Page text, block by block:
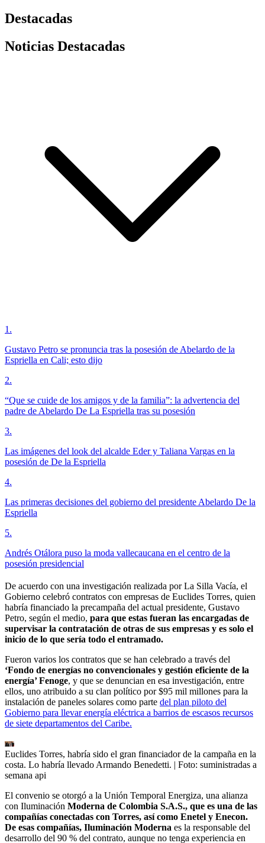
Destacadas
Noticias Destacadas
1 .
Gustavo Petro se pronuncia tras la posesión de Abelardo de la
Espriella en Cali; esto dijo
2.
“Que se cuide de los amigos y de la familia”: la advertencia del
padre de Abelardo De La Espriella tras su posesión
3.
Las imágenes del look del alcalde Eder y Taliana Vargas en la
posesión de De la Espriella
4.
Las primeras decisiones del gobierno del presidente Abelardo De la
Espriella
5.
Andrés Otálora puso la moda vallecaucana en el centro de la
posesión presidencial
De acuerdo con una investigación realizada por La Silla Vacía, el
Gobierno celebró contratos con empresas de Euclides Torres, quien
habría financiado la precampaña del actual presidente, Gustavo
Petro, según el medio, para que estas fueran las encargadas de
supervisar la contratación de otras de sus empresas y es solo el
inicio de lo que sería todo el entramado.
Fueron varios los contratos que se han celebrado a través del
‘Fondo de energías no convencionales y gestión eficiente de la
energía’ Fenoge, y que se denuncian en esa investigación, entre
ellos, uno atribuido a su clan político por $95 mil millones para la
instalación de paneles solares como parte del plan piloto del
Gobierno para llevar energía eléctrica a barrios de escasos recursos
de siete departamentos del Caribe.
Euclides Torres, habría sido el gran financiador de la campaña en la
costa. Lo habría llevado Armando Benedetti. | Foto: suministradas a
semana api
El convenio se otorgó a la Unión Temporal Energiza, una alianza
con Iluminación Moderna de Colombia S.A.S., que es una de las
compañías conectadas con Torres, así como Enetel y Enecon.
De esas compañías, Iluminación Moderna es la responsable del
desarrollo del 90 % del contrato, aunque no tenga experiencia en